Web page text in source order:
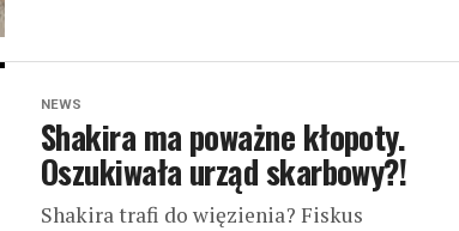
NEWS
Shakira ma poważne kłopoty.
Oszukiwała urząd skarbowy?!
Shakira trafi do więzienia? Fiskus